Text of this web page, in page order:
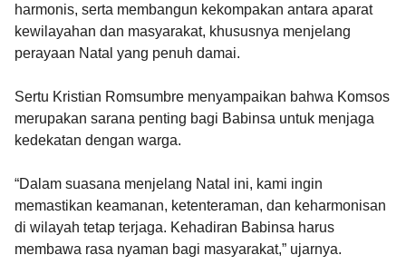
harmonis, serta membangun kekompakan antara aparat
kewilayahan dan masyarakat, khususnya menjelang
perayaan Natal yang penuh damai.
Sertu Kristian Romsumbre menyampaikan bahwa Komsos
merupakan sarana penting bagi Babinsa untuk menjaga
kedekatan dengan warga.
“Dalam suasana menjelang Natal ini, kami ingin
memastikan keamanan, ketenteraman, dan keharmonisan
di wilayah tetap terjaga. Kehadiran Babinsa harus
membawa rasa nyaman bagi masyarakat,” ujarnya.